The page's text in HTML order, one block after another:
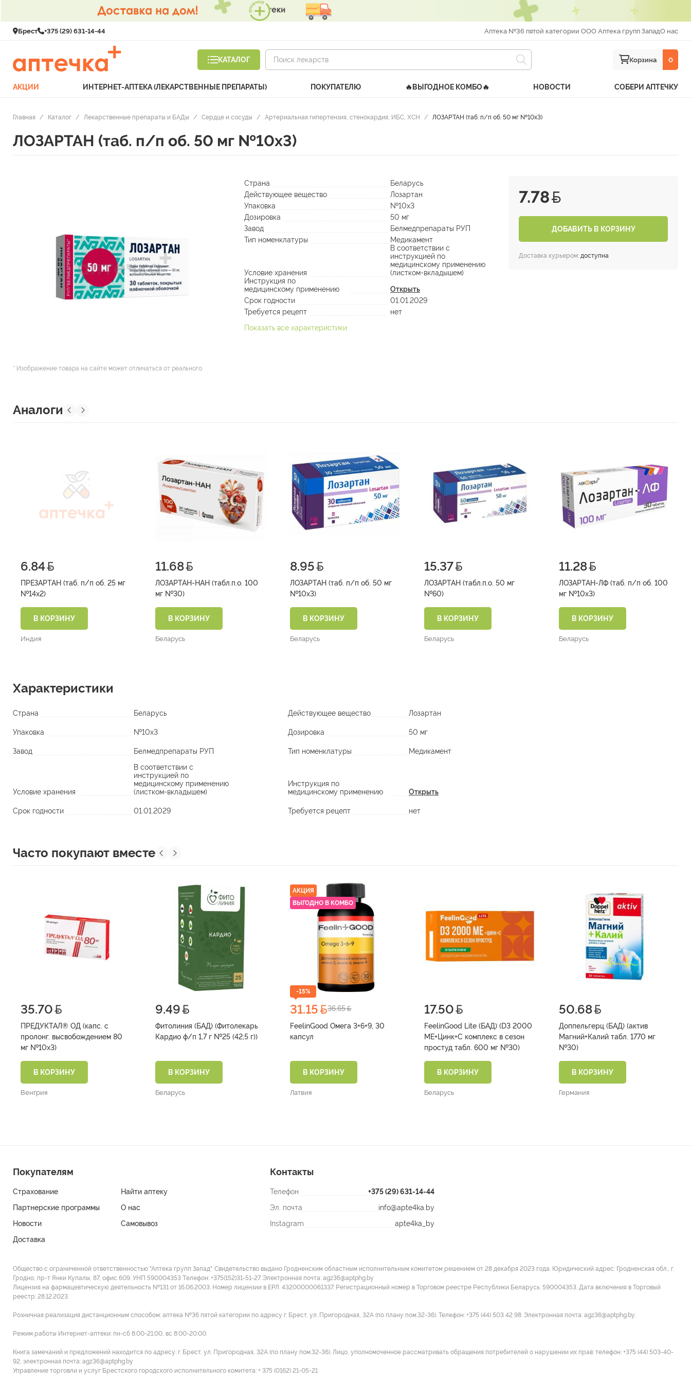
Брест +375 (29) 631-14-44 Аптека №36 пятой категории ООО Аптека групп ЗападО нас
КАТАЛОГ Корзина 0
АКЦИИ ИНТЕРНЕТ-АПТЕКА (ЛЕКАРСТВЕННЫЕ ПРЕПАРАТЫ) ПОКУПАТЕЛЮ 🔥ВЫГОДНОЕ КОМБО🔥 НОВОСТИ СОБЕРИ АПТЕЧКУ
Главная / Каталог / Лекарственные препараты и БАДы / Сердце и сосуды / Артериальная гипертензия, стенокардия, ИБС, ХСН / ЛОЗАРТАН (таб. п/п об. 50 мг №10х3)
ЛОЗАРТАН (таб. п/п об. 50 мг №10х3)
* Изображение товара на сайте может отличаться от реального.
7.78
ДОБАВИТЬ В КОРЗИНУ
Доставка курьером: доступна
Страна
Беларусь
Действующее вещество
Лозартан
Упаковка
№10х3
Дозировка
50 мг
Завод
Белмедпрепараты РУП
Тип номенклатуры
Медикамент
Условие хранения
В соответствии с
инструкцией по
медицинскому применению
(листком-вкладышем)
Инструкция по
медицинскому применению
Открыть
Срок годности
01.01.2029
Требуется рецепт
нет
Показать все характеристики
Аналоги
6.84
ПРЕЗАРТАН (таб. п/п об. 25 мг
№14х2)
В КОРЗИНУ
Индия
11.68
ЛОЗАРТАН-НАН (табл.п.о. 100
мг №30)
В КОРЗИНУ
Беларусь
8.95
ЛОЗАРТАН (таб. п/п об. 50 мг
№10х3)
В КОРЗИНУ
Беларусь
15.37
ЛОЗАРТАН (табл.п.о. 50 мг
№60)
В КОРЗИНУ
Беларусь
11.28
ЛОЗАРТАН-ЛФ (таб. п/п об. 100
мг №10х3)
В КОРЗИНУ
Беларусь
Характеристики
Страна Беларусь Действующее вещество Лозартан
Упаковка №10х3 Дозировка 50 мг
Завод Белмедпрепараты РУП Тип номенклатуры Медикамент
Условие хранения
В соответствии с
инструкцией по
медицинскому применению
(листком-вкладышем)
Инструкция по
медицинскому применению
Открыть
Срок годности 01.01.2029 Требуется рецепт нет
Часто покупают вместе
35.70
ПРЕДУКТАЛ® ОД (капс. с
пролонг. высвобождением 80
мг №10х3)
В КОРЗИНУ
Венгрия
9.49
Фитолиния (БАД) (Фитолекарь
Кардио ф/п 1,7 г №25 (42,5 г))
В КОРЗИНУ
Беларусь
АКЦИЯ
ВЫГОДНО В КОМБО
31.15 36.65
-15%
FeelinGood Омега 3+6+9, 30
капсул
В КОРЗИНУ
Латвия
17.50
FeelinGood Lite (БАД) (D3 2000
ME+Цинк+С комплекс в сезон
простуд табл. 600 мг №30)
В КОРЗИНУ
Беларусь
50.68
Доппельгерц (БАД) (актив
Магний+Калий табл. 1770 мг
№30)
В КОРЗИНУ
Германия
Покупателям
Страхование
Найти аптеку
Партнерские программы
О нас
Новости
Самовывоз
Доставка
Контакты
Телефон
+375 (29) 631-14-44
Эл. почта
info@apte4ka.by
Instagram
apte4ka_by
Общество с ограниченной ответственностью "Аптека групп Запад". Свидетельство выдано Гродненским областным исполнительным комитетом решением от 28 декабря 2023 года. Юридический адрес: Гродненская обл., г.
Гродно, пр-т Янки Купалы, 87, офис 609. УНП 590004353 Tелефон: +375(152)31-51-27. Электронная почта: agz36@aptphg.by
Лицензия на фармацевтическую деятельность №131 от 16.06.2003. Номер лицензии в ЕРЛ: 43200000061337. Регистрационный номер в Торговом реестре Республики Беларусь: 590004353. Дата включения в Торговый
реестр: 28.12.2023.
Розничная реализация дистанционным способом: аптека №36 пятой категории по адресу г. Брест, ул. Пригородная, 32А (по плану пом.32-36). Телефон: +375 (44) 503 42 98. Электронная почта: agz36@aptphg.by.
Режим работы Интернет-аптеки: пн-сб 8:00-21:00, вс 8:00-20:00.
Книга замечаний и предложений находится по адресу: г. Брест, ул. Пригородная, 32А (по плану пом.32-36). Лицо, уполномоченное рассматривать обращения потребителей о нарушении их прав: телефон: +375 (44) 503-40-
92, электронная почта: agz36@aptphg.by
Управление торговли и услуг Брестского городского исполнительного комитета: + 375 (0162) 21-05-21